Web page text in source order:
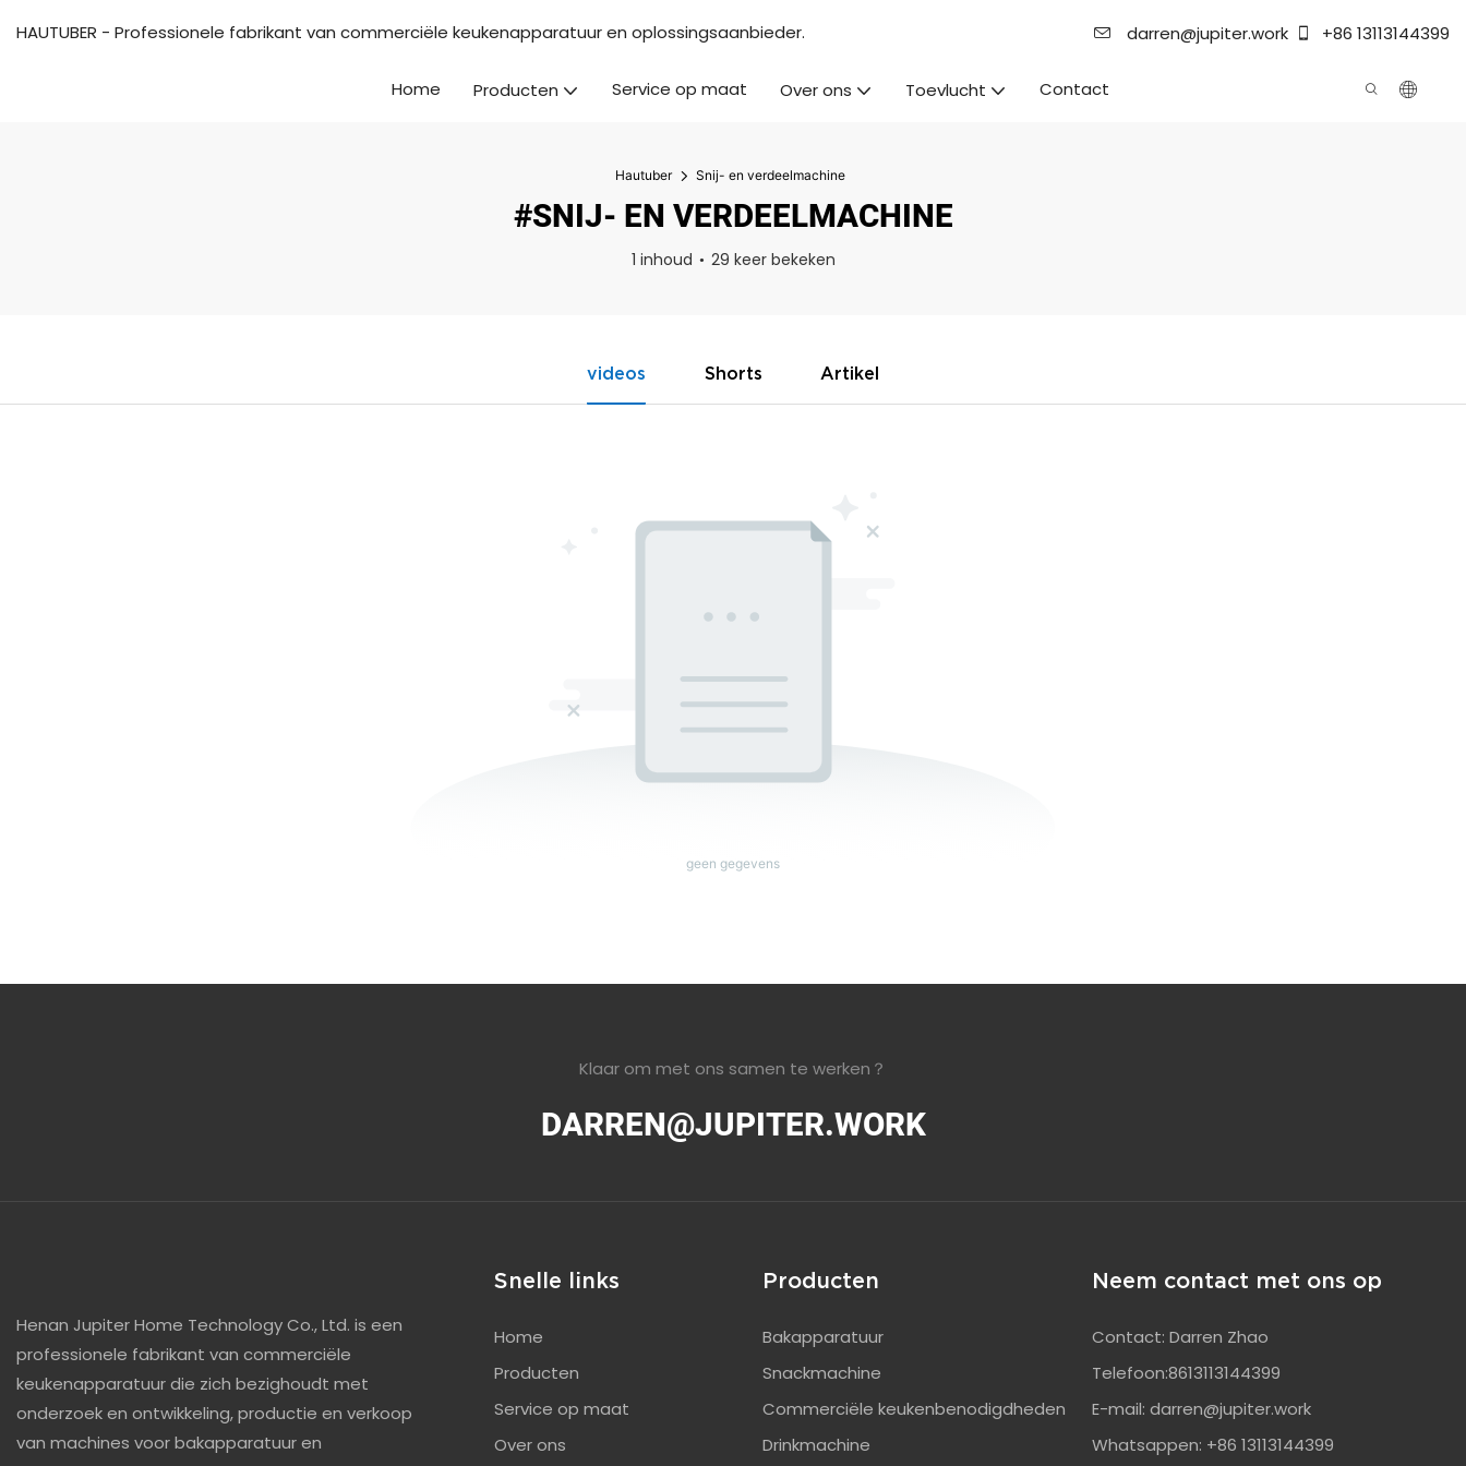
HAUTUBER - Professionele fabrikant van commerciële keukenapparatuur en oplossingsaanbieder. darren@jupiter.work +86 13113144399
Home Producten Service op maat Over ons Toevlucht Contact
Hautuber Snij- en verdeelmachine
#SNIJ- EN VERDEELMACHINE
1 inhoud 29 keer bekeken
videos Shorts Artikel
geen gegevens
Klaar om met ons samen te werken？
DARREN@JUPITER.WORK
Henan Jupiter Home Technology Co., Ltd. is een
professionele fabrikant van commerciële
keukenapparatuur die zich bezighoudt met
onderzoek en ontwikkeling, productie en verkoop
van machines voor bakapparatuur en
Snelle links
Home
Producten
Service op maat
Over ons
Producten
Bakapparatuur
Snackmachine
Commerciële keukenbenodigdheden
Drinkmachine
Neem contact met ons op
Contact: Darren Zhao
Telefoon:8613113144399
E-mail: darren@jupiter.work
Whatsappen: +86 13113144399